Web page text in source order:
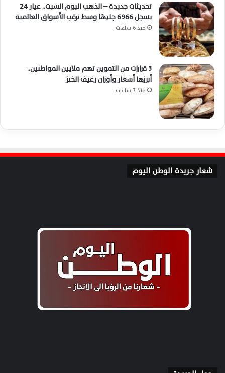
تحديثات جديدة – الذهب اليوم السبت.. عيار 24
يسجل 6966 جنيهًا وسط ترقب الأسواق العالمية
منذ 6 ساعات
3 قرارات من التموين تهم ملايين المواطنين..
أبرزها أسعار وأوزان رغيف الخبز
منذ 7 ساعات
شعار جريدة الوطن اليوم